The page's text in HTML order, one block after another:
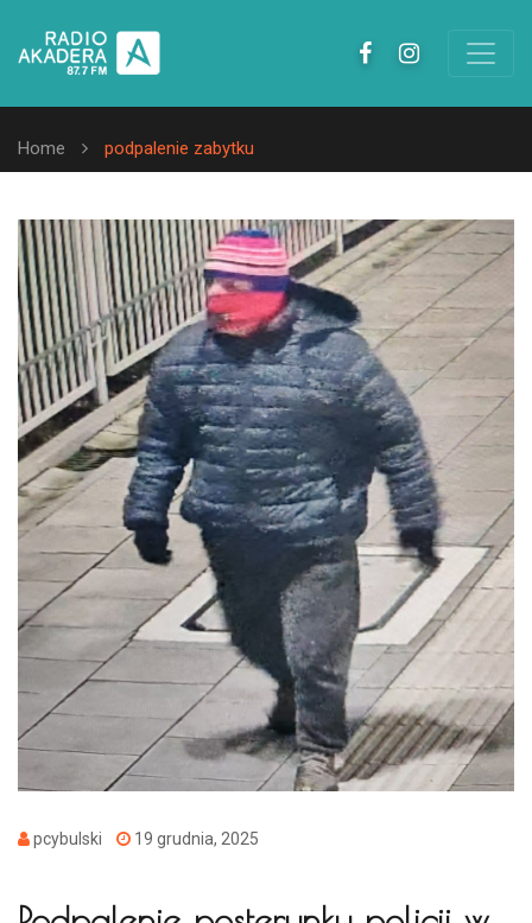
Home podpalenie zabytku
pcybulski 19 grudnia, 2025